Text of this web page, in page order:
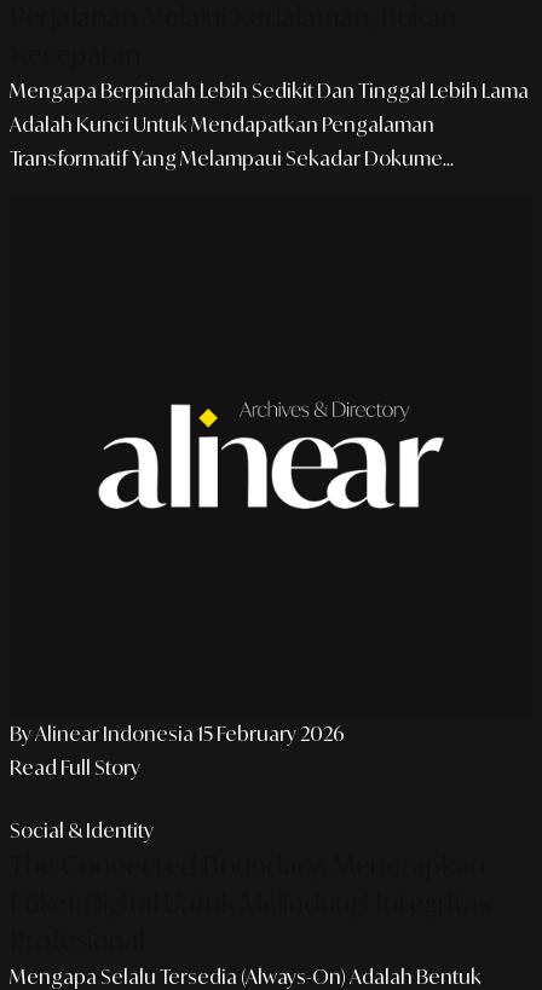
Mengapa Berpindah Lebih Sedikit Dan Tinggal Lebih Lama
Adalah Kunci Untuk Mendapatkan Pengalaman
Transformatif Yang Melampaui Sekadar Dokume...
By Alinear Indonesia 15 February 2026
Read Full Story
Social & Identity
Mengapa Selalu Tersedia (always-On) Adalah Bentuk